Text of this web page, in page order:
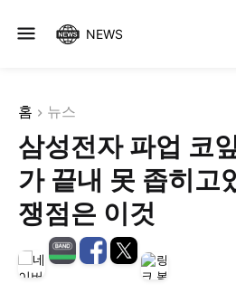
NEWS
홈 뉴스
삼성전자 파업 코
가 끝내 못 좁히고
쟁점은 이것